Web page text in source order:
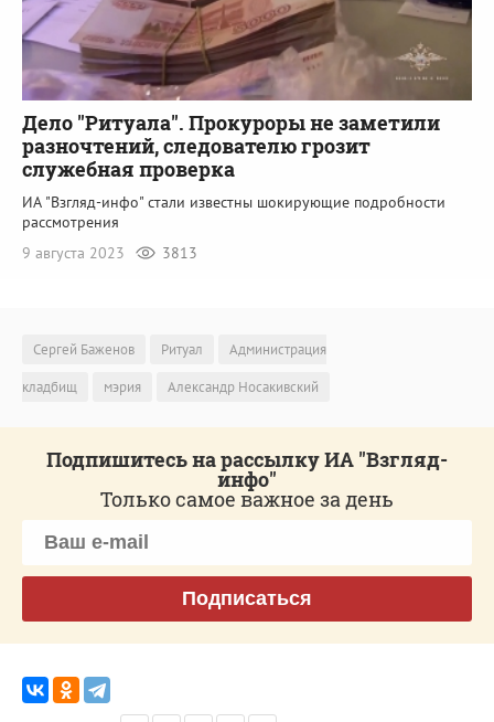
Дело "Ритуала". Прокуроры не заметили
разночтений, следователю грозит
служебная проверка
ИА "Взгляд-инфо" стали известны шокирующие подробности
рассмотрения
9 августа 2023
3813
Сергей Баженов Ритуал
Администрация
кладбищ
мэрия Александр Носакивский
Подпишитесь на рассылку ИА "Взгляд-
инфо"
Только самое важное за день
Подписаться